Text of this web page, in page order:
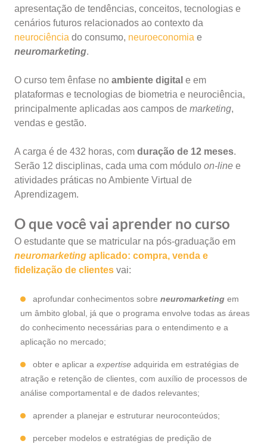
apresentação de tendências, conceitos, tecnologias e
cenários futuros relacionados ao contexto da
neurociência do consumo, neuroeconomia e
neuromarketing.
O curso tem ênfase no ambiente digital e em
plataformas e tecnologias de biometria e neurociência,
principalmente aplicadas aos campos de marketing,
vendas e gestão.
A carga é de 432 horas, com duração de 12 meses.
Serão 12 disciplinas, cada uma com módulo on-line e
atividades práticas no Ambiente Virtual de
Aprendizagem.
O que você vai aprender no curso
O estudante que se matricular na pós-graduação em
neuromarketing aplicado: compra, venda e
fidelização de clientes vai:
aprofundar conhecimentos sobre neuromarketing em
um âmbito global, já que o programa envolve todas as áreas
do conhecimento necessárias para o entendimento e a
aplicação no mercado;
obter e aplicar a expertise adquirida em estratégias de
atração e retenção de clientes, com auxílio de processos de
análise comportamental e de dados relevantes;
aprender a planejar e estruturar neuroconteúdos;
perceber modelos e estratégias de predição de